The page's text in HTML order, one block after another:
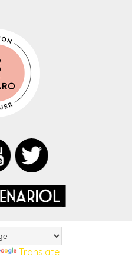
Translate